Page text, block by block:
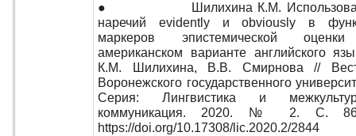
● Шилихина К.М.
наречий evidently и obviously в
маркеров эпистемической
американском варианте английского
К.М. Шилихина, В.В. Смирнова //
Воронежского государственного
Серия: Лингвистика и
коммуникация. 2020. № 2. С.
https://doi.org/10.17308/lic.2020.2/2844